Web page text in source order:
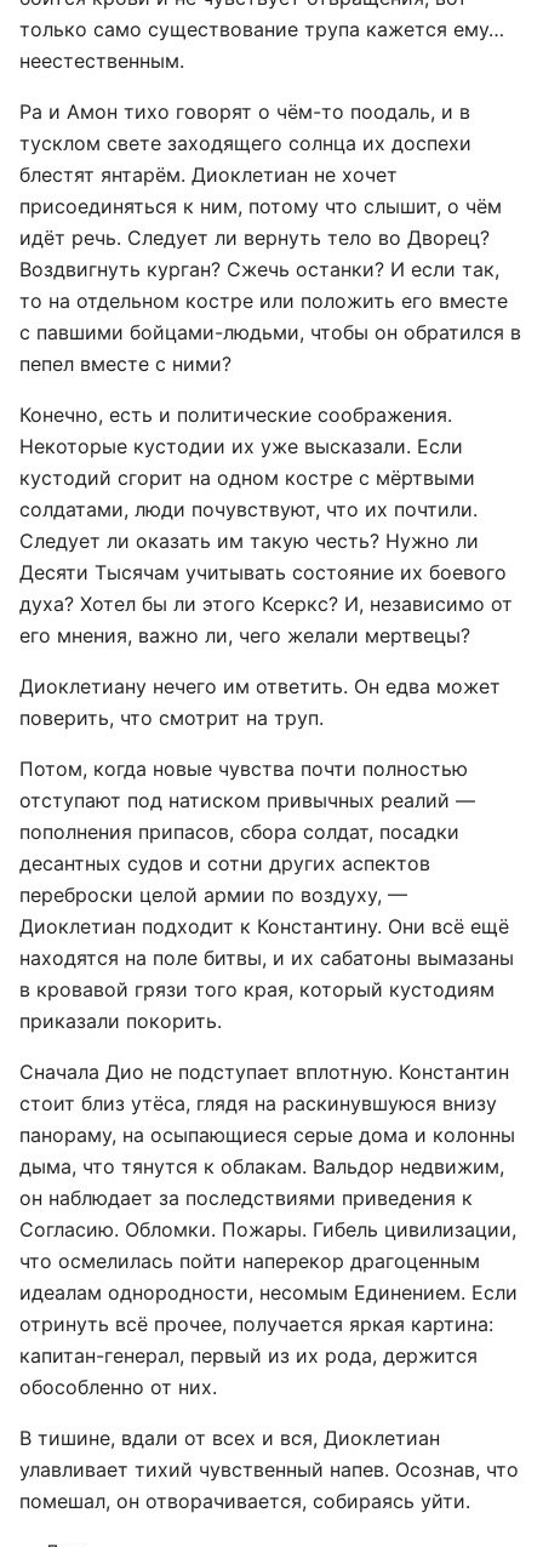
только само существование трупа кажется ему…
неестественным.
Ра и Амон тихо говорят о чём-то поодаль, и в
тусклом свете заходящего солнца их доспехи
блестят янтарём. Диоклетиан не хочет
присоединяться к ним, потому что слышит, о чём
идёт речь. Следует ли вернуть тело во Дворец?
Воздвигнуть курган? Сжечь останки? И если так,
то на отдельном костре или положить его вместе
с павшими бойцами-людьми, чтобы он обратился в
пепел вместе с ними?
Конечно, есть и политические соображения.
Некоторые кустодии их уже высказали. Если
кустодий сгорит на одном костре с мёртвыми
солдатами, люди почувствуют, что их почтили.
Следует ли оказать им такую честь? Нужно ли
Десяти Тысячам учитывать состояние их боевого
духа? Хотел бы ли этого Ксеркс? И, независимо от
его мнения, важно ли, чего желали мертвецы?
Диоклетиану нечего им ответить. Он едва может
поверить, что смотрит на труп.
Потом, когда новые чувства почти полностью
отступают под натиском привычных реалий —
пополнения припасов, сбора солдат, посадки
десантных судов и сотни других аспектов
переброски целой армии по воздуху, —
Диоклетиан подходит к Константину. Они всё ещё
находятся на поле битвы, и их сабатоны вымазаны
в кровавой грязи того края, который кустодиям
приказали покорить.
Сначала Дио не подступает вплотную. Константин
стоит близ утёса, глядя на раскинувшуюся внизу
панораму, на осыпающиеся серые дома и колонны
дыма, что тянутся к облакам. Вальдор недвижим,
он наблюдает за последствиями приведения к
Согласию. Обломки. Пожары. Гибель цивилизации,
что осмелилась пойти наперекор драгоценным
идеалам однородности, несомым Единением. Если
отринуть всё прочее, получается яркая картина:
капитан-генерал, первый из их рода, держится
обособленно от них.
В тишине, вдали от всех и вся, Диоклетиан
улавливает тихий чувственный напев. Осознав, что
помешал, он отворачивается, собираясь уйти.